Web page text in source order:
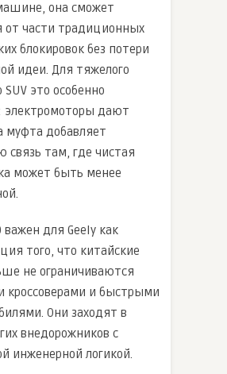
она сможет
от части традиционных
блокировок без потери
идеи. Для тяжелого
SUV это особенно
электромоторы дают
муфта добавляет
связь там, где чистая
может быть менее
для Geely как
того, что китайские
не ограничиваются
кроссоверами и быстрыми
Они заходят в
внедорожников с
инженерной логикой.